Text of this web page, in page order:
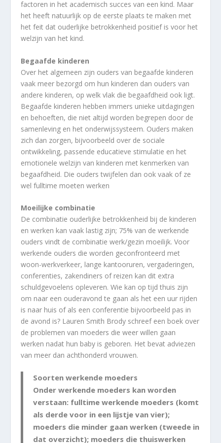
factoren in het academisch succes van een kind. Maar
het heeft natuurlijk op de eerste plaats te maken met
het feit dat ouderlijke betrokkenheid positief is voor het
welzijn van het kind.
Begaafde kinderen
Over het algemeen zijn ouders van begaafde kinderen
vaak meer bezorgd om hun kinderen dan ouders van
andere kinderen, op welk vlak die begaafdheid ook ligt.
Begaafde kinderen hebben immers unieke uitdagingen
en behoeften, die niet altijd worden begrepen door de
samenleving en het onderwijssysteem. Ouders maken
zich dan zorgen, bijvoorbeeld over de sociale
ontwikkeling, passende educatieve stimulatie en het
emotionele welzijn van kinderen met kenmerken van
begaafdheid. Die ouders twijfelen dan ook vaak of ze
wel fulltime moeten werken
Moeilijke combinatie
De combinatie ouderlijke betrokkenheid bij de kinderen
en werken kan vaak lastig zijn; 75% van de werkende
ouders vindt de combinatie werk/gezin moeilijk. Voor
werkende ouders die worden geconfronteerd met
woon-werkverkeer, lange kantooruren, vergaderingen,
conferenties, zakendiners of reizen kan dit extra
schuldgevoelens opleveren. Wie kan op tijd thuis zijn
om naar een ouderavond te gaan als het een uur rijden
is naar huis of als een conferentie bijvoorbeeld pas in
de avond is? Lauren Smith Brody schreef een boek over
de problemen van moeders die weer willen gaan
werken nadat hun baby is geboren. Het bevat adviezen
van meer dan achthonderd vrouwen.
Soorten werkende moeders
Onder werkende moeders kan worden
verstaan: fulltime werkende moeders (komt
als derde voor in een lijstje van vier);
moeders die minder gaan werken (tweede in
dat overzicht); moeders die thuiswerken